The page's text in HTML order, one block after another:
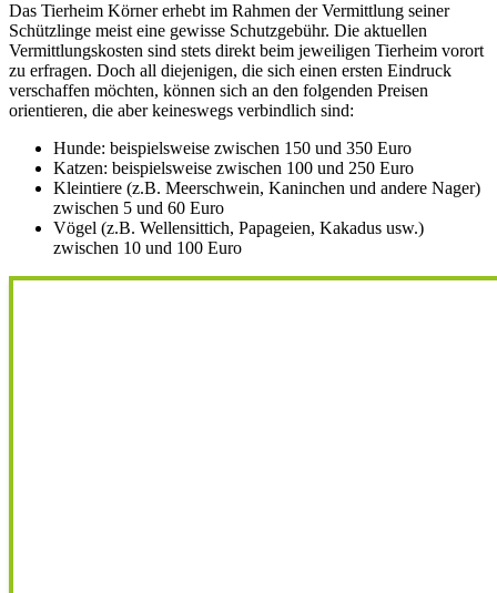
Das Tierheim Körner erhebt im Rahmen der Vermittlung seiner
Schützlinge meist eine gewisse Schutzgebühr. Die aktuellen
Vermittlungskosten sind stets direkt beim jeweiligen Tierheim vorort
zu erfragen. Doch all diejenigen, die sich einen ersten Eindruck
verschaffen möchten, können sich an den folgenden Preisen
orientieren, die aber keineswegs verbindlich sind:
Hunde: beispielsweise zwischen 150 und 350 Euro
Katzen: beispielsweise zwischen 100 und 250 Euro
Kleintiere (z.B. Meerschwein, Kaninchen und andere Nager)
zwischen 5 und 60 Euro
Vögel (z.B. Wellensittich, Papageien, Kakadus usw.)
zwischen 10 und 100 Euro